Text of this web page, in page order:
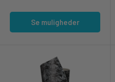
Se muligheder